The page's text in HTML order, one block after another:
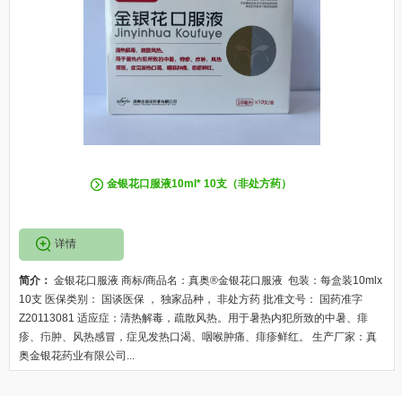
金银花口服液10ml* 10支（非处方药）
详情
简介： 金银花口服液 商标/商品名：真奥®金银花口服液 包装：每盒装10mlx
10支 医保类别： 国谈医保 ， 独家品种， 非处方药 批准文号： 国药准字
Z20113081 适应症：清热解毒，疏散风热。用于暑热内犯所致的中暑、痱
疹、疖肿、风热感冒，症见发热口渴、咽喉肿痛、痱疹鲜红。 生产厂家：真
奥金银花药业有限公司...